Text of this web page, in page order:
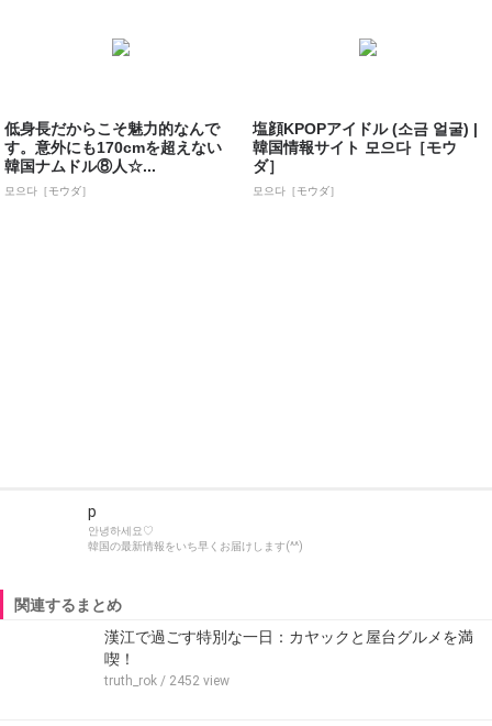
低身長だからこそ魅力的なんで
す。意外にも170cmを超えない
韓国ナムドル⑧人☆...
모으다［モウダ］
塩顔KPOPアイドル (소금 얼굴) |
韓国情報サイト 모으다［モウ
ダ］
모으다［モウダ］
p
안녕하세요♡
韓国の最新情報をいち早くお届けします(^^)
関連するまとめ
漢江で過ごす特別な一日：カヤックと屋台グルメを満
喫！
truth_rok / 2452 view